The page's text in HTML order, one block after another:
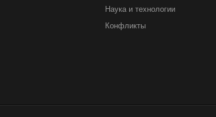
Наука и технологии
Конфликты